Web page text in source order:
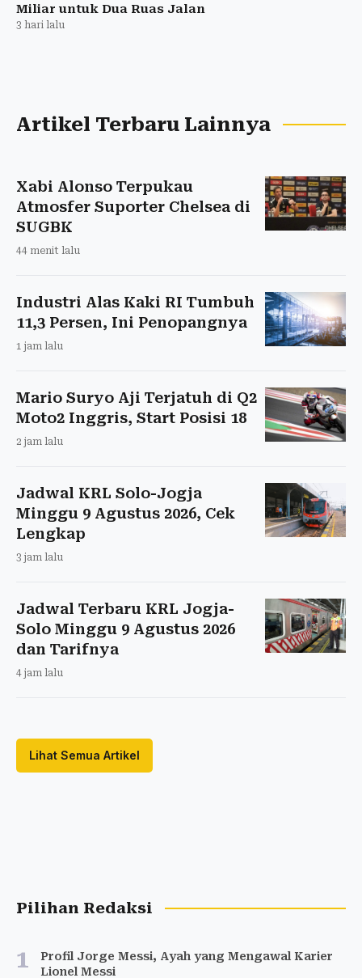
Miliar untuk Dua Ruas Jalan
3 hari lalu
Artikel Terbaru Lainnya
Xabi Alonso Terpukau
Atmosfer Suporter Chelsea di
SUGBK
44 menit lalu
Industri Alas Kaki RI Tumbuh
11,3 Persen, Ini Penopangnya
1 jam lalu
Mario Suryo Aji Terjatuh di Q2
Moto2 Inggris, Start Posisi 18
2 jam lalu
Jadwal KRL Solo-Jogja
Minggu 9 Agustus 2026, Cek
Lengkap
3 jam lalu
Jadwal Terbaru KRL Jogja-
Solo Minggu 9 Agustus 2026
dan Tarifnya
4 jam lalu
Lihat Semua Artikel
Pilihan Redaksi
1
Profil Jorge Messi, Ayah yang Mengawal Karier
Lionel Messi